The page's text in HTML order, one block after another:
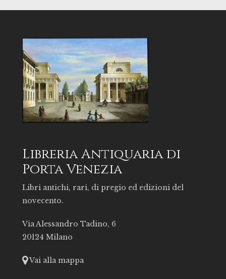
Libreria Antiquaria di
Porta Venezia
Libri antichi, rari, di pregio ed edizioni del
novecento.
Via Alessandro Tadino, 6
20124 Milano
Vai alla mappa